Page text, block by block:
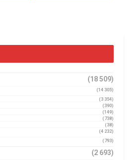
(18 509)
(14 305)
(3 354)
(390)
(149)
(738)
(38)
(4 232)
(793)
(2 693)